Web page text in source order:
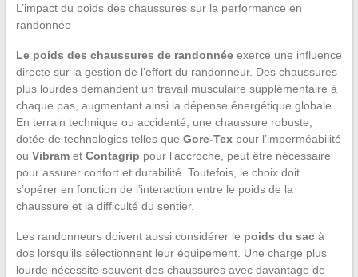
L’impact du poids des chaussures sur la performance en
randonnée
Le poids des chaussures de randonnéeexerce une influence
directe sur la gestion de l’effort du randonneur. Des chaussures
plus lourdes demandent un travail musculaire supplémentaire à
chaque pas, augmentant ainsi la dépense énergétique globale.
En terrain technique ou accidenté, une chaussure robuste,
dotée de technologies telles que Gore-Texpour l’imperméabilité
ou Vibramet Contagrip pour l’accroche, peut être nécessaire
pour assurer confort et durabilité. Toutefois, le choix doit
s’opérer en fonction de l’interaction entre le poids de la
chaussure et la difficulté du sentier.
Les randonneurs doivent aussi considérer le poids du sacà
dos lorsqu’ils sélectionnent leur équipement. Une charge plus
lourde nécessite souvent des chaussures avec davantage de